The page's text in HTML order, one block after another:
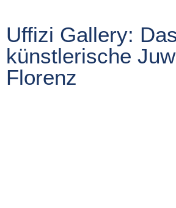
Uffizi Gallery:
künstlerische
Florenz